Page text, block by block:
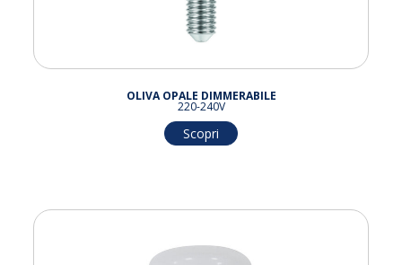
OLIVA OPALE DIMMERABILE
220-240V
Scopri